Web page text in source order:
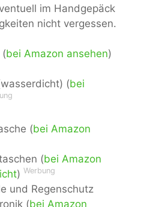
im Handgepäck
nicht vergessen.
bei Amazon ansehen)
(bei
(bei Amazon
(bei Amazon
) Werbung
und Regenschutz
(bei Amazon